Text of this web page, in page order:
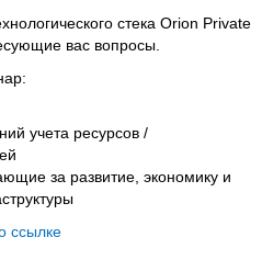
стека Orion Private
вас вопросы.
учета ресурсов /
за развитие, экономику и
ссылке